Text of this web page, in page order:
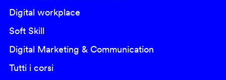
Digital workplace
Soft Skill
Digital Marketing & Communication
Tutti i corsi